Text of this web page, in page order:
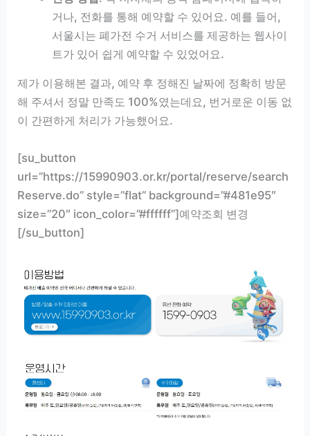
거나, 전화를 통해 예약할 수 있어요. 예를 들어,
서울시는 폐가전 수거 서비스를 제공하는 웹사이
트가 있어 쉽게 예약할 수 있었어요.
제가 이용해본 결과, 예약 후 정해진 날짜에 정확히 방문
해 주셔서 정말 만족도 100%였는데요, 번거로운 이동 없
이 간편하게 처리가 가능했어요.
[su_button
url=”https://15990903.or.kr/portal/reserve/search
Reserve.do” style=”flat” background=”#481e95″
size=”20″ icon_color=”#ffffff”]예약조회 변경
[/su_button]